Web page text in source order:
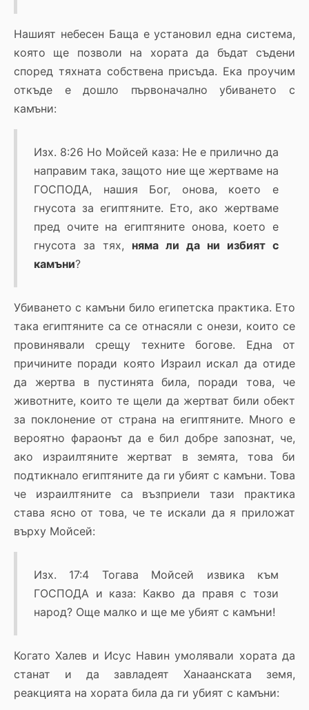
Нашият небесен Баща е установил една система,
която ще позволи на хората да бъдат съдени
според тяхната собствена присъда. Ека проучим
откъде е дошло първоначално убиването с
камъни:
Изх. 8:26 Но Мойсей каза: Не е прилично да
направим така, защото ние ще жертваме на
ГОСПОДА, нашия Бог, онова, което е
гнусота за египтяните. Ето, ако жертваме
пред очите на египтяните онова, което е
гнусота за тях, няма ли да ни избият с
камъни?
Убиването с камъни било египетска практика. Ето
така египтяните са се отнасяли с онези, които се
провинявали срещу техните богове. Една от
причините поради която Израил искал да отиде
да жертва в пустинята била, поради това, че
животните, които те щели да жертват били обект
за поклонение от страна на египтяните. Много е
вероятно фараонът да е бил добре запознат, че,
ако израилтяните жертват в земята, това би
подтикнало египтяните да ги убият с камъни. Това
че израилтяните са възприели тази практика
става ясно от това, че те искали да я приложат
върху Мойсей:
Изх. 17:4 Тогава Мойсей извика към
ГОСПОДА и каза: Какво да правя с този
народ? Още малко и ще ме убият с камъни!
Когато Халев и Исус Навин умолявали хората да
станат и да завладеят Ханаанската земя,
реакцията на хората била да ги убият с камъни: